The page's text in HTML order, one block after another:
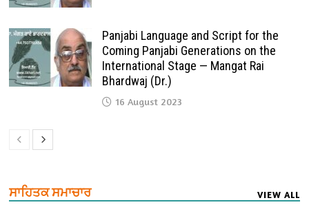
Panjabi Language and Script for the
Coming Panjabi Generations on the
International Stage — Mangat Rai
Bhardwaj (Dr.)
16 August 2023
ਸਾਹਿਤਕ ਸਮਾਚਾਰ VIEW ALL